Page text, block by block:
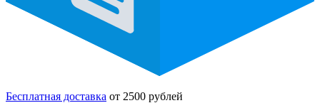
Бесплатная доставка от 2500 рублей